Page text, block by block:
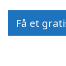
Få et